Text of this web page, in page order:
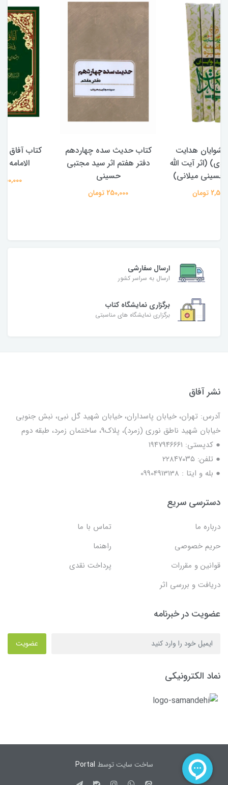
کتاب حدیث سده چهاردهم
دفتر هفتم اثر سید مجتبی
حسینی
کتاب آفاق الولایه فی فقه
الامامه (2 جلدی)
ارسال سفارشی
ارسال به سراسر کشور
برگزاری نمایشگاه کتاب
برگزاری نمایشگاه های مناسبتی
نشر آفاق
آدرس: تهران، خیابان پاسداران، خیابان شهید گل نبی، نبش جنوبی
خیابان شهید ناطق نوری (زمرد)، پلاک9، ساختمان زمرد، طبقه دوم
● کدپستی: ۱۹۴۷۹۴۶۶۶۱
● تلفن: ٢٢٨۴٧۰۳۵
● بله و ایتا : 09904913138
دسترسی سریع
درباره ما
تماس با ما
حریم خصوصی
راهنما
قوانین و مقررات
پرداخت نقدی
دریافت و بررسی اثر
عضویت در خبرنامه
عضویت
نماد الکترونیکی
ساخت سایت توسط Portal